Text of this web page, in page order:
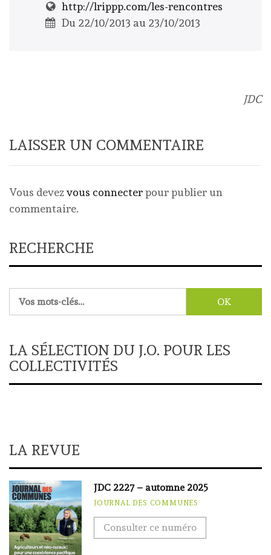
http://lrippp.com/les-rencontres
Du 22/10/2013 au 23/10/2013
JDC
LAISSER UN COMMENTAIRE
Vous devezvous connecterpour publier un
commentaire.
RECHERCHE
LA SÉLECTION DU J.O. POUR LES
COLLECTIVITÉS
LA REVUE
JDC 2227 – automne 2025
JOURNAL DES COMMUNES
Consulter ce numéro